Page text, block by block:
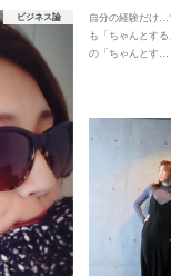
自分の経験だけ…
も「ちゃんとす
の「ちゃんとす…
ビジネス論